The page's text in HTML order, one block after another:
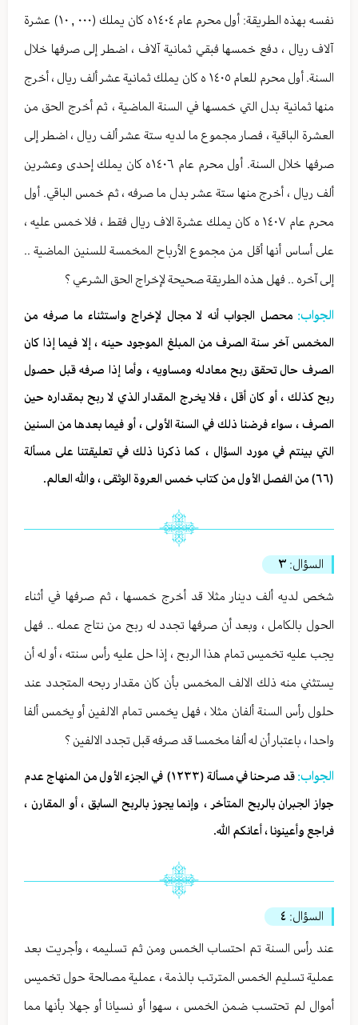
نفسه بهذه الطريقة: أول محرم عام ١٤٠٤ه كان يملك (٠٠٠ , ١٠) عشرة
آلاف ريال ، دفع خمسها فبقي ثمانية آلاف ، اضطر إلى صرفها خلال
السنة. أول محرم للعام ١٤٠٥ ه كان يملك ثمانية عشر ألف ريال ، أخرج
منها ثمانية بدل التي خمسها في السنة الماضية ، ثم أخرج الحق من
العشرة الباقية ، فصار مجموع ما لديه ستة عشر ألف ريال ، اضطر إلى
صرفها خلال السنة. أول محرم عام ١٤٠٦ه كان يملك إحدى وعشرين
ألف ريال ، أخرج منها ستة عشر بدل ما صرفه ، ثم خمس الباقي. أول
محرم عام ١٤٠٧ ه كان يملك عشرة الاف ريال فقط ، فلا خمس عليه ،
على أساس أنها أقل من مجموع الأرباح المخمسة للسنين الماضية ..
إلى آخره .. فهل هذه الطريقة صحيحة لإخراج الحق الشرعي ؟
الجواب:محصل الجواب أنه لا مجال لإخراج واستثناء ما صرفه من
المخمس آخر سنة الصرف من المبلغ الموجود حينه ، إلا فيما إذا كان
الصرف حال تحقق ربح معادله ومساويه ، وأما إذا صرفه قبل حصول
ربح كذلك ، أو كان أقل ، فلا يخرج المقدار الذي لا ربح بمقداره حين
الصرف ، سواء فرضنا ذلك في السنة الأولى ، أو فيما بعدها من السنين
التي بينتم في مورد السؤال ، كما ذكرنا ذلك في تعليقتنا على مسألة
(٦٦) من الفصل الأول من كتاب خمس العروة الوثقى ، والله العالم.
السؤال: ٣
شخص لديه ألف دينار مثلا قد أخرج خمسها ، ثم صرفها في أثناء
الحول بالكامل ، وبعد أن صرفها تجدد له ربح من نتاج عمله .. فهل
يجب عليه تخميس تمام هذا الربح ، إذا حل عليه رأس سنته ، أو له أن
يستثني منه ذلك الالف المخمس بأن كان مقدار ربحه المتجدد عند
حلول رأس السنة ألفان مثلا ، فهل يخمس تمام الالفين أو يخمس ألفا
واحدا ، باعتبار أن له ألفا مخمسا قد صرفه قبل تجدد الالفين ؟
الجواب:
قد صرحنا في مسألة (١٢٣٣) في الجزء الأول من المنهاج عدم
جواز الجبران بالربح المتأخر ، وإنما يجوز بالربح السابق ، أو المقارن ،
فراجع وأعينونا ، أعانكم الله.
السؤال: ٤
عند رأس السنة تم احتساب الخمس ومن ثم تسليمه ، وأجريت بعد
عملية تسليم الخمس المترتب بالذمة ، عملية مصالحة حول تخميس
أموال لم تحتسب ضمن الخمس ، سهوا أو نسيانا أو جهلا بأنها مما